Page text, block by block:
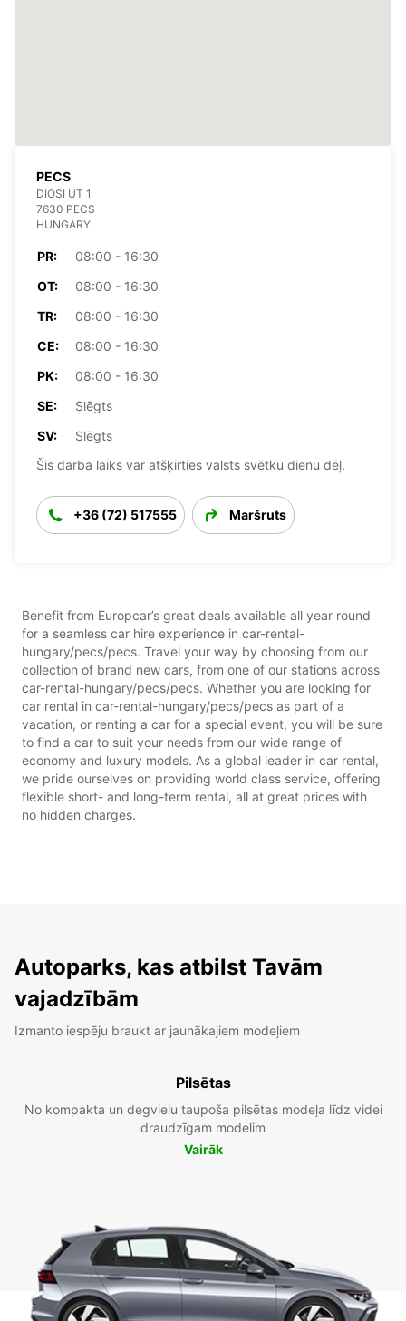
PECS
DIOSI UT 1
7630 PECS
HUNGARY
PR:
08:00 - 16:30
OT:
08:00 - 16:30
TR:
08:00 - 16:30
CE:
08:00 - 16:30
PK:
08:00 - 16:30
SE:
Slēgts
SV:
Slēgts
Šis darba laiks var atšķirties valsts svētku dienu dēļ.
+36 (72) 517555 Maršruts
Benefit from Europcar’s great deals available all year round
for a seamless car hire experience in car-rental-
hungary/pecs/pecs. Travel your way by choosing from our
collection of brand new cars, from one of our stations across
car-rental-hungary/pecs/pecs. Whether you are looking for
car rental in car-rental-hungary/pecs/pecs as part of a
vacation, or renting a car for a special event, you will be sure
to find a car to suit your needs from our wide range of
economy and luxury models. As a global leader in car rental,
we pride ourselves on providing world class service, offering
flexible short- and long-term rental, all at great prices with
no hidden charges.
Autoparks, kas atbilst Tavām
vajadzībām
Izmanto iespēju braukt ar jaunākajiem modeļiem
Pilsētas
No kompakta un degvielu taupoša pilsētas modeļa līdz videi
draudzīgam modelim
Vairāk